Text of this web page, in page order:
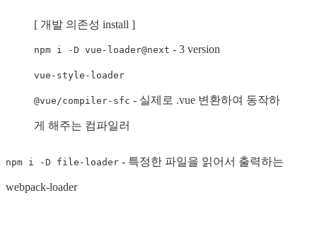
[ 개발 의존성 install ]
npm i -D vue-loader@next - 3 version
vue-style-loader
@vue/compiler-sfc - 실제로 .vue 변환하여 동작하
게 해주는 컴파일러
npm i -D file-loader - 특정한 파일을 읽어서 출력하는
webpack-loader